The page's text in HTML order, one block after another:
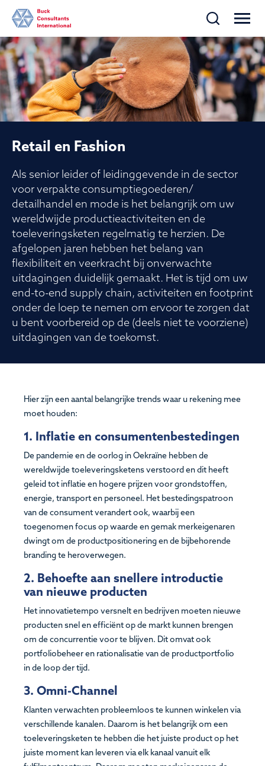
Retail en Fashion
Als senior leider of leidinggevende in de sector
voor verpakte consumptiegoederen/
detailhandel en mode is het belangrijk om uw
wereldwijde productieactiviteiten en de
toeleveringsketen regelmatig te herzien. De
afgelopen jaren hebben het belang van
flexibiliteit en veerkracht bij onverwachte
uitdagingen duidelijk gemaakt. Het is tijd om uw
end-to-end supply chain, activiteiten en footprint
onder de loep te nemen om ervoor te zorgen dat
u bent voorbereid op de (deels niet te voorziene)
uitdagingen van de toekomst.
Hier zijn een aantal belangrijke trends waar u rekening mee
moet houden:
1. Inflatie en consumentenbestedingen
De pandemie en de oorlog in Oekraïne hebben de
wereldwijde toeleveringsketens verstoord en dit heeft
geleid tot inflatie en hogere prijzen voor grondstoffen,
energie, transport en personeel. Het bestedingspatroon
van de consument verandert ook, waarbij een
toegenomen focus op waarde en gemak merkeigenaren
dwingt om de productpositionering en de bijbehorende
branding te heroverwegen.
2. Behoefte aan snellere introductie
van nieuwe producten
Het innovatietempo versnelt en bedrijven moeten nieuwe
producten snel en efficiënt op de markt kunnen brengen
om de concurrentie voor te blijven. Dit omvat ook
portfoliobeheer en rationalisatie van de productportfolio
in de loop der tijd.
3. Omni-Channel
Klanten verwachten probleemloos te kunnen winkelen via
verschillende kanalen. Daarom is het belangrijk om een
toeleveringsketen te hebben die het juiste product op het
juiste moment kan leveren via elk kanaal vanuit elk